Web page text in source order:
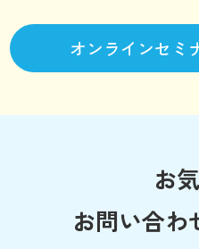
オンラインセミ
お
お問い合わ